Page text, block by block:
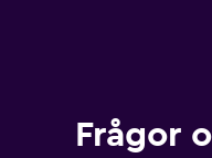
Frågor